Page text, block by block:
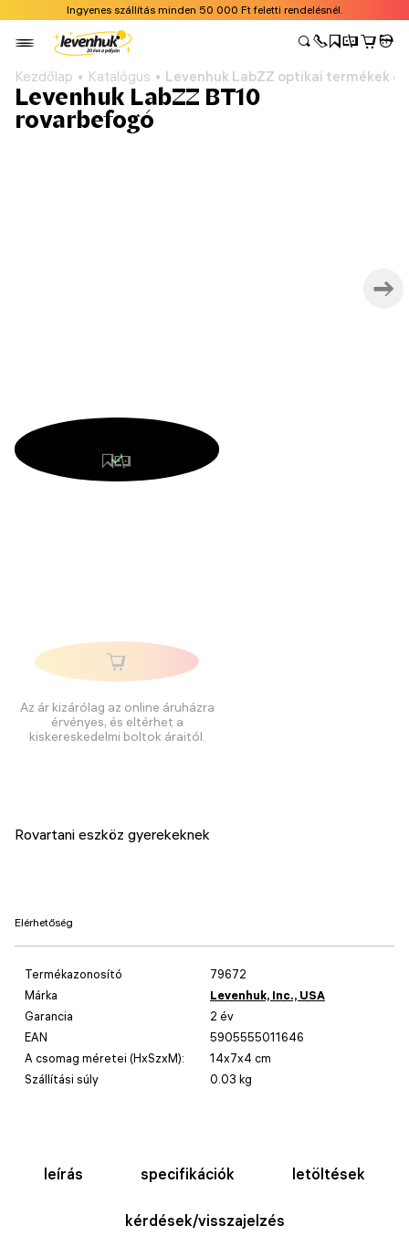
Ingyenes szállítás minden 50 000 Ft feletti rendelésnél.
Kezdőlap Katalógus Levenhuk LabZZ optikai termékek
Levenhuk LabZZ BT10
rovarbefogó
Az ár kizárólag az online áruházra
érvényes, és eltérhet a
kiskereskedelmi boltok áraitól.
Rovartani eszköz gyerekeknek
Elérhetőség
Termékazonosító
79672
Márka
Levenhuk, Inc., USA
Garancia
2 év
EAN
5905555011646
A csomag méretei (HxSzxM):
14x7x4 cm
Szállítási súly
0.03 kg
leírás specifikációk letöltések
kérdések/visszajelzés